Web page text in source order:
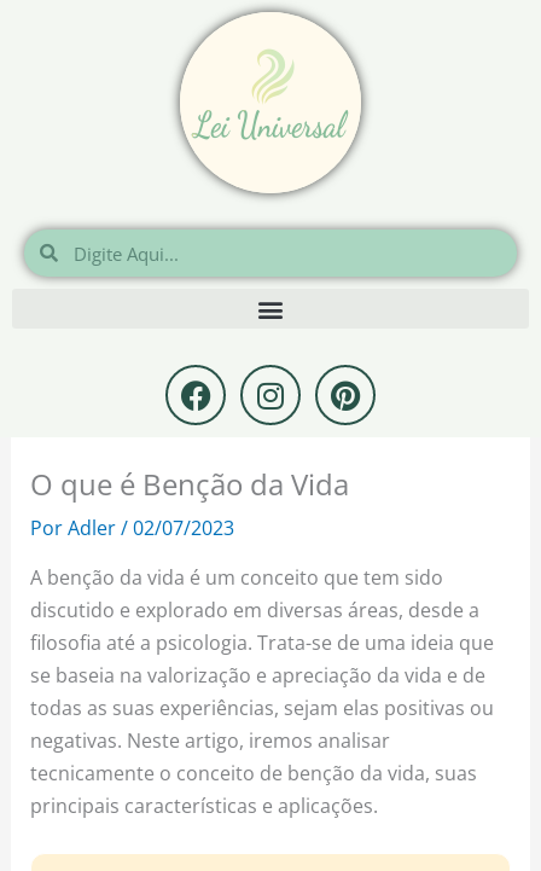
Pesquisar
Pesquisar
F
a
c
e
b
o
o
k
I
n
s
t
a
a
m
P
i
n
t
e
s
t
O que é Benção da Vida
PorAdler/02/07/2023
A benção da vida é um conceito que tem sido
discutido e explorado em diversas áreas, desde a
filosofia até a psicologia. Trata-se de uma ideia que
se baseia na valorização e apreciação da vida e de
todas as suas experiências, sejam elas positivas ou
negativas. Neste artigo, iremos analisar
tecnicamente o conceito de benção da vida, suas
principais características e aplicações.